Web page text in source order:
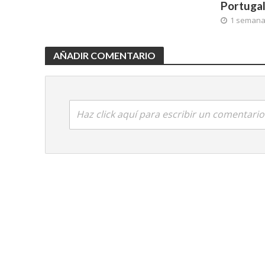
1
AÑADIR COMENTARIO
Haz click aquí para escribir un comentario